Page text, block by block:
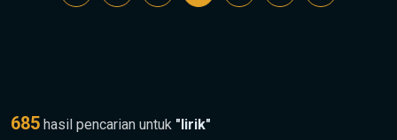
685 hasil pencarian untuk "lirik"